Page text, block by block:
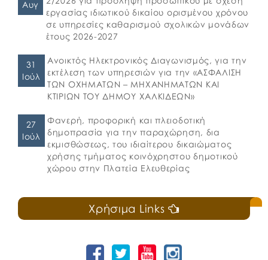
Αυγ
εργασίας ιδιωτικού δικαίου ορισμένου χρόνου
σε υπηρεσίες καθαρισμού σχολικών μονάδων
έτους 2026-2027
31
Ιούλ
Ανοικτός Ηλεκτρονικός Διαγωνισμός, για την
εκτέλεση των υπηρεσιών για την «ΑΣΦΑΛΙΣΗ
ΤΩΝ ΟΧΗΜΑΤΩΝ – ΜΗΧΑΝΗΜΑΤΩΝ ΚΑΙ
ΚΤΙΡΙΩΝ ΤΟΥ ΔΗΜΟΥ ΧΑΛΚΙΔΕΩΝ»
27
Ιούλ
Φανερή, προφορική και πλειοδοτική
δημοπρασία για την παραχώρηση, δια
εκμισθώσεως, του ιδιαίτερου δικαιώματος
χρήσης τμήματος κοινόχρηστου δημοτικού
χώρου στην Πλατεία Ελευθερίας
Χρήσιμα Links